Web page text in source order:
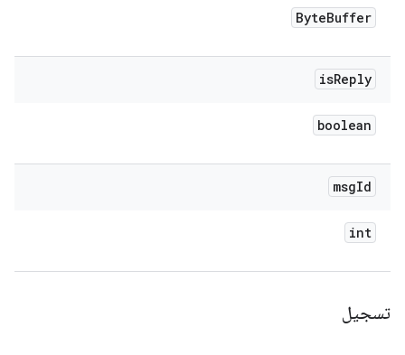
ByteBuffer
isReply
boolean
msgId
int
تسجيل